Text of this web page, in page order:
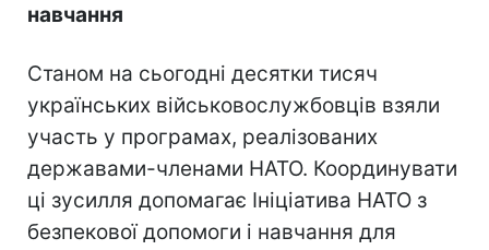
навчання
Станом на сьогодні десятки тисяч
українських військовослужбовців взяли
участь у програмах, реалізованих
державами-членами НАТО. Координувати
ці зусилля допомагає Ініціатива НАТО з
безпекової допомоги і навчання для